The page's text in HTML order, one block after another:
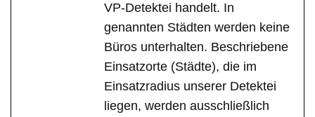
VP-Detektei handelt. In
genannten Städten werden keine
Büros unterhalten. Beschriebene
Einsatzorte (Städte), die im
Einsatzradius unserer Detektei
liegen, werden ausschließlich